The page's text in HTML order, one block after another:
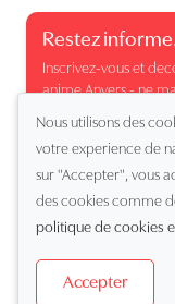
Restez
Inscrivez-vous et
anime Anvers - ne
evenement ou
Copyright (c)
Nous utilisons des
votre experience de
sur "Accepter", vous
des cookies comme
politique de cookies
Accepter